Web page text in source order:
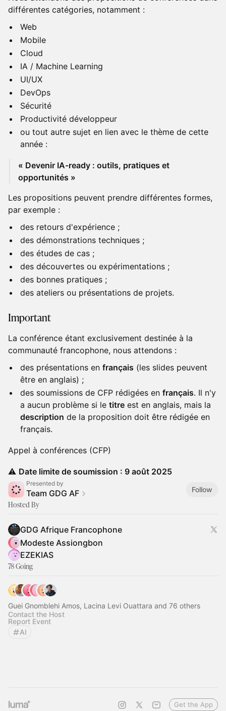
différentes catégories, notamment :
Web
Mobile
Cloud
IA / Machine Learning
UI/UX
DevOps
Sécurité
Productivité développeur
ou tout autre sujet en lien avec le thème de cette
année :
« Devenir IA-ready : outils, pratiques et
opportunités »
Les propositions peuvent prendre différentes formes,
par exemple :
des retours d'expérience ;
des démonstrations techniques ;
des études de cas ;
des découvertes ou expérimentations ;
des bonnes pratiques ;
des ateliers ou présentations de projets.
​Important
La conférence étant exclusivement destinée à la
communauté francophone, nous attendons :
des présentations en français (les slides peuvent
être en anglais) ;
des soumissions de CFP rédigées en français. Il n'y
a aucun problème si le titre est en anglais, mais la
description de la proposition doit être rédigée en
français.
Appel à conférences (CFP)
⚠️ Date limite de soumission : 9 août 2025
Presented by
Team GDG AF Follow
Hosted By
GDG Afrique Francophone
Modeste Assiongbon
EZEKIAS
78 Going
Guei Gnomblehi Amos, Lacina Levi Ouattara and 76 others
Contact the Host
Report Event
AI
Get the App